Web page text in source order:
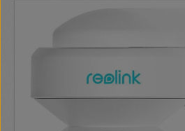
abnormális hang észlelés Tápellátás: DC12V1A Max.